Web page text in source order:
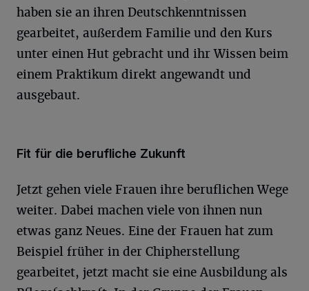
haben sie an ihren Deutschkenntnissen
gearbeitet, außerdem Familie und den Kurs
unter einen Hut gebracht und ihr Wissen beim
einem Praktikum direkt angewandt und
ausgebaut.
Fit für die berufliche Zukunft
Jetzt gehen viele Frauen ihre beruflichen Wege
weiter. Dabei machen viele von ihnen nun
etwas ganz Neues. Eine der Frauen hat zum
Beispiel früher in der Chipherstellung
gearbeitet, jetzt macht sie eine Ausbildung als